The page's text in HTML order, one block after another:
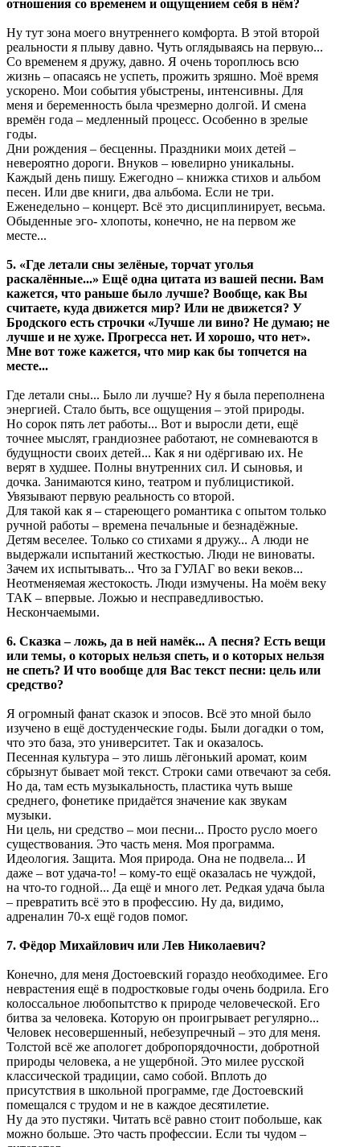
отношения со временем и ощущением себя в нём?
Ну тут зона моего внутреннего комфорта. В этой второй
реальности я плыву давно. Чуть оглядываясь на первую...
Со временем я дружу, давно. Я очень тороплюсь всю
жизнь – опасаясь не успеть, прожить зряшно. Моё время
ускорено. Мои события убыстрены, интенсивны. Для
меня и беременность была чрезмерно долгой. И смена
времён года – медленный процесс. Особенно в зрелые
годы.
Дни рождения – бесценны. Праздники моих детей –
невероятно дороги. Внуков – ювелирно уникальны.
Каждый день пишу. Ежегодно – книжка стихов и альбом
песен. Или две книги, два альбома. Если не три.
Еженедельно – концерт. Всё это дисциплинирует, весьма.
Обыденные эго- хлопоты, конечно, не на первом же
месте...
5. «Где летали сны зелёные, торчат уголья
раскалённые...» Ещё одна цитата из вашей песни. Вам
кажется, что раньше было лучше? Вообще, как Вы
считаете, куда движется мир? Или не движется? У
Бродского есть строчки «Лучше ли вино? Не думаю; не
лучше и не хуже. Прогресса нет. И хорошо, что нет».
Мне вот тоже кажется, что мир как бы топчется на
месте...
Где летали сны... Было ли лучше? Ну я была переполнена
энергией. Стало быть, все ощущения – этой природы.
Но сорок пять лет работы... Вот и выросли дети, ещё
точнее мыслят, грандиознее работают, не сомневаются в
будущности своих детей... Как я ни одёргиваю их. Не
верят в худшее. Полны внутренних сил. И сыновья, и
дочка. Занимаются кино, театром и публицистикой.
Увязывают первую реальность со второй.
Для такой как я – стареющего романтика с опытом только
ручной работы – времена печальные и безнадёжные.
Детям веселее. Только со стихами я дружу... А люди не
выдержали испытаний жесткостью. Люди не виноваты.
Зачем их испытывать... Что за ГУЛАГ во веки веков...
Неотменяемая жестокость. Люди измучены. На моём веку
ТАК – впервые. Ложью и несправедливостью.
Нескончаемыми.
6. Сказка – ложь, да в ней намёк... А песня? Есть вещи
или темы, о которых нельзя спеть, и о которых нельзя
не спеть? И что вообще для Вас текст песни: цель или
средство?
Я огромный фанат сказок и эпосов. Всё это мной было
изучено в ещё достуденческие годы. Были догадки о том,
что это база, это университет. Так и оказалось.
Песенная культура – это лишь лёгонький аромат, коим
сбрызнут бывает мой текст. Строки сами отвечают за себя.
Но да, там есть музыкальность, пластика чуть выше
среднего, фонетике придаётся значение как звукам
музыки.
Ни цель, ни средство – мои песни... Просто русло моего
существования. Это часть меня. Моя программа.
Идеология. Защита. Моя природа. Она не подвела... И
даже – вот удача-то! – кому-то ещё оказалась не чуждой,
на что-то годной... Да ещё и много лет. Редкая удача была
– превратить всё это в профессию. Ну да, видимо,
адреналин 70-х ещё годов помог.
7. Фёдор Михайлович или Лев Николаевич?
Конечно, для меня Достоевский гораздо необходимее. Его
неврастения ещё в подростковые годы очень бодрила. Его
колоссальное любопытство к природе человеческой. Его
битва за человека. Которую он проигрывает регулярно...
Человек несовершенный, небезупречный – это для меня.
Толстой всё же апологет добропорядочности, добротной
природы человека, а не ущербной. Это милее русской
классической традиции, само собой. Вплоть до
присутствия в школьной программе, где Достоевский
помещался с трудом и не в каждое десятилетие.
Ну да это пустяки. Читать всё равно стоит побольше, как
можно больше. Это часть профессии. Если ты чудом –